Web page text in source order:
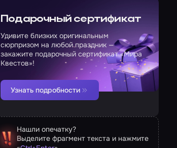
Подарочный сертификат
Удивите близких оригинальным
сюрпризом на любой праздник —
закажите подарочный сертификат «Мира
Квестов»!
Узнать подробности
Нашли опечатку?
Выделите фрагмент текста и нажмите